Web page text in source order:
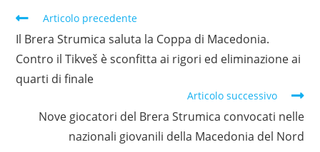
Articolo precedente
Il Brera Strumica saluta la Coppa di Macedonia.
Contro il Tikveš è sconfitta ai rigori ed eliminazione ai
quarti di finale
Articolo successivo
Nove giocatori del Brera Strumica convocati nelle
nazionali giovanili della Macedonia del Nord